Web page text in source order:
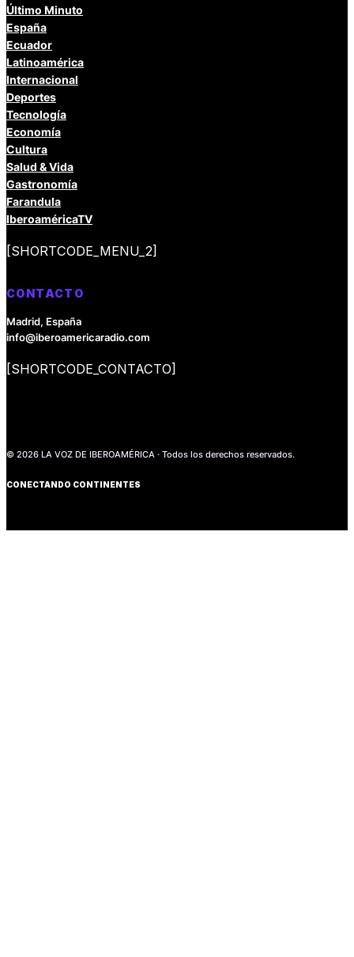
Último Minuto
España
Ecuador
Latinoamérica
Internacional
Deportes
Tecnología
Economía
Cultura
Salud & Vida
Gastronomía
Farandula
IberoaméricaTV
[SHORTCODE_MENU_2]
CONTACTO
Madrid, España
info@iberoamericaradio.com
[SHORTCODE_CONTACTO]
© 2026 LA VOZ DE IBEROAMÉRICA · Todos los derechos reservados.
CONECTANDO CONTINENTES